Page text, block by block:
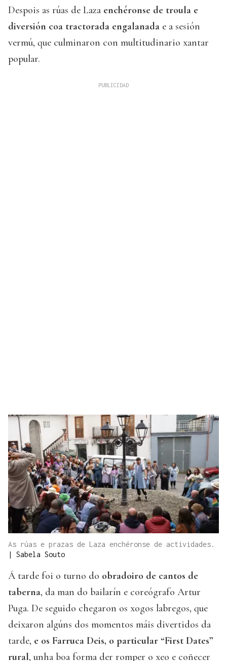
Despois as rúas de Laza enchéronse de troula e
diversión coa tractorada engalanada e a sesión
vermú, que culminaron con multitudinario xantar
popular.
As rúas e prazas de Laza enchéronse de actividades.
| Sabela Souto
Á tarde foi o turno do obradoiro de cantos de
taberna, da man do bailarín e coreógrafo Artur
Puga. De seguido chegaron os xogos labregos, que
deixaron algúns dos momentos máis divertidos da
tarde, e os Farruca Deis, o particular “First Dates”
rural, unha boa forma der romper o xeo e coñecer